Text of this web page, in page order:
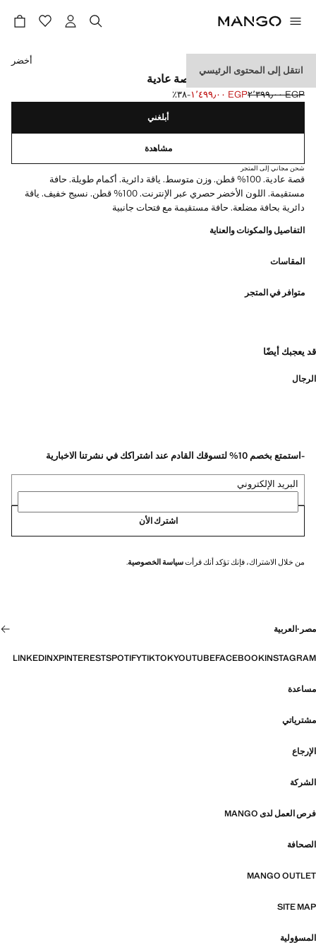
انتقل إلى المحتوى الرئيسي
تي شيرت بأكمام طويلة بقصة عادية
السعر الأول محذوف [EGP ٢٬٣٩٩٫٠٠ ]
EGP ٢٬٣٩٩٫٠٠
السعر الحالي [EGP ١٬٤٩٩٫٠٠ ] EGP ١٬٤٩٩٫٠٠ ؜-٣٨٪؜
حدد اللون
أخضر
أبلغني
مشاهدة
شحن مجاني إلى المتجر
قصة عادية. 100% قطن. وزن متوسط. ياقة دائرية. أكمام طويلة. حافة
مستقيمة. اللون الأخضر حصري عبر الإنترنت. 100% قطن. نسيج خفيف. ياقة
دائرية بحافة مضلعة. حافة مستقيمة مع فتحات جانبية
التفاصيل والمكونات والعناية
المقاسات
متوافر في المتجر
قد يعجبك أيضًا
الرجال
-استمتع بخصم 10% لتسوقك القادم عند اشتراكك في نشرتنا الاخبارية
البريد الإلكتروني
اشترك الأن
من خلال الاشتراك، فإنك تؤكد أنك قرأتسياسة الخصوصية.
مصر ·العربية
INSTAGRAM
FACEBOOK
YOUTUBE
TIKTOK
SPOTIFY
PINTEREST
X
LINKEDIN
مساعدة
مشترياتي
الإرجاع
الشركة
فرص العمل لدى MANGO
الصحافة
MANGO OUTLET
SITE MAP
المسؤولية